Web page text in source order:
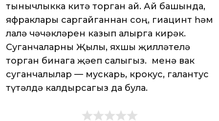
тынычлыкка китә торган ай. Ай башында,
яфраклары саргайганнан соң, гиацинт һәм
лалә чәчәкләрен казып алырга кирәк.
Суганчаларны Җылы, яхшы җилләтелә
торган бинага җәеп салыгыз. Ә менә вак
суганчалылар — мускарь, крокус, галантус
түтәлдә калдырсагыз да була.